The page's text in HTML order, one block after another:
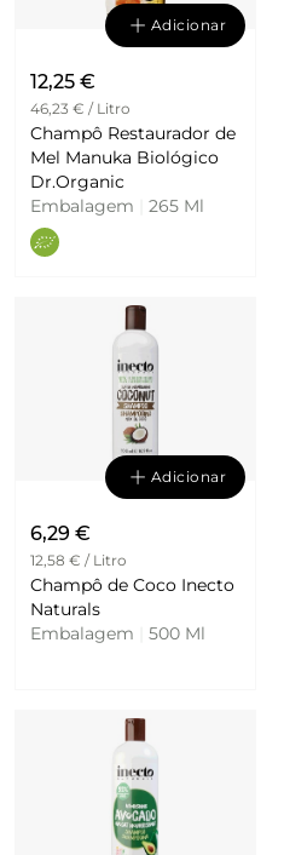
Adicionar
12,25 €
46,23 € / Litro
Champô Restaurador de
Mel Manuka Biológico
Dr.Organic
Embalagem
265 Ml
Adicionar
6,29 €
12,58 € / Litro
Champô de Coco Inecto
Naturals
Embalagem
500 Ml